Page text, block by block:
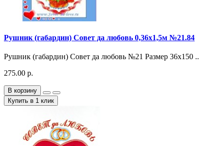
Рушник (габардин) Совет да любовь 0,36х1,5м №21.84
Рушник (габардин) Совет да любовь №21 Размер 36х150 ..
275.00 р.
В корзину
Купить в 1 клик